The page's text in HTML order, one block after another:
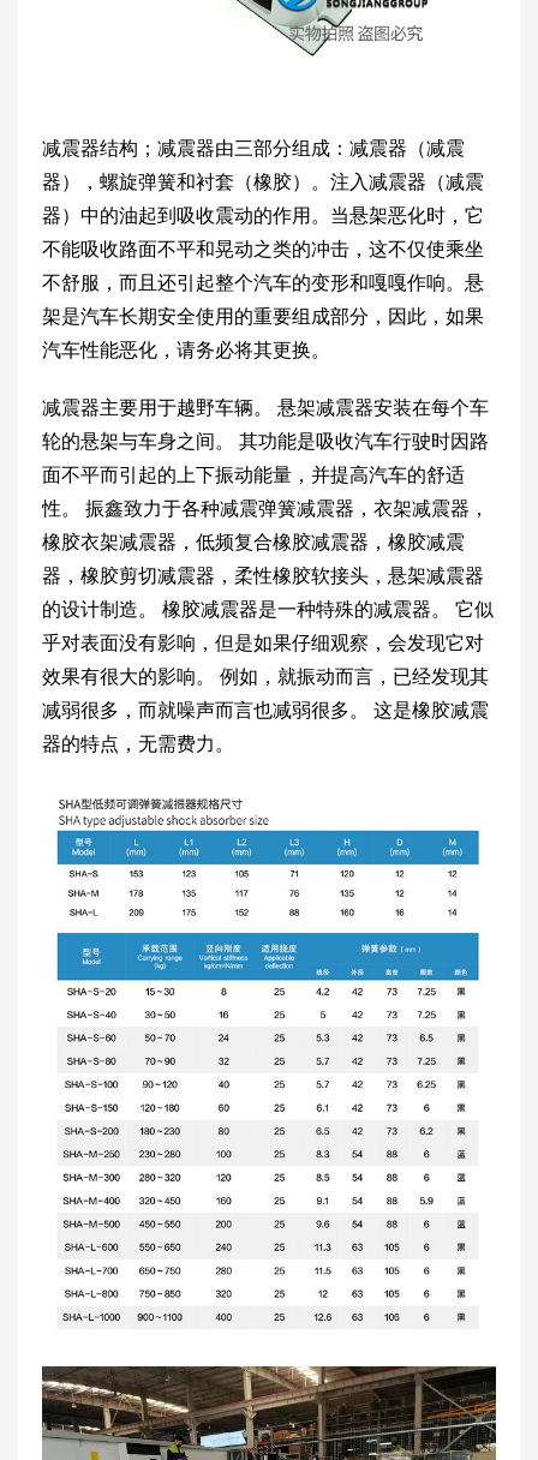
减震器结构；减震器由三部分组成：减震器（减震
器），螺旋弹簧和衬套（橡胶）。注入减震器（减震
器）中的油起到吸收震动的作用。当悬架恶化时，它
不能吸收路面不平和晃动之类的冲击，这不仅使乘坐
不舒服，而且还引起整个汽车的变形和嘎嘎作响。悬
架是汽车长期安全使用的重要组成部分，因此，如果
汽车性能恶化，请务必将其更换。
减震器主要用于越野车辆。 悬架减震器安装在每个车
轮的悬架与车身之间。 其功能是吸收汽车行驶时因路
面不平而引起的上下振动能量，并提高汽车的舒适
性。 振鑫致力于各种减震弹簧减震器，衣架减震器，
橡胶衣架减震器，低频复合橡胶减震器，橡胶减震
器，橡胶剪切减震器，柔性橡胶软接头，悬架减震器
的设计制造。 橡胶减震器是一种特殊的减震器。 它似
乎对表面没有影响，但是如果仔细观察，会发现它对
效果有很大的影响。 例如，就振动而言，已经发现其
减弱很多，而就噪声而言也减弱很多。 这是橡胶减震
器的特点，无需费力。